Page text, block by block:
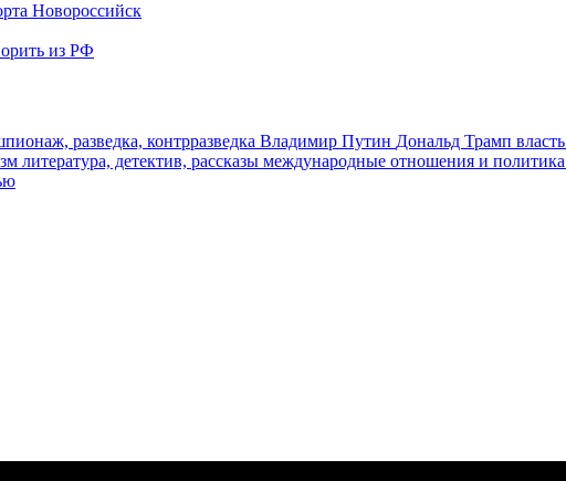
Новороссийск
из РФ
разведка, контрразведка Владимир Путин Дональд Трамп власть
литература, детектив, рассказы международные отношения и политика